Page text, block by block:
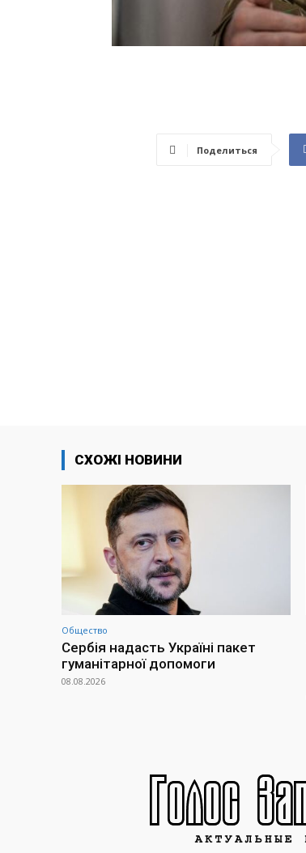
Поделиться
СХОЖІ НОВИНИ
Общество
Сербія надасть Україні пакет
гуманітарної допомоги
08.08.2026